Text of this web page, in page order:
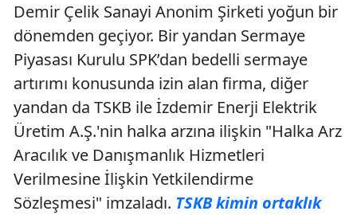
Demir Çelik Sanayi Anonim Şirketi yoğun bir
dönemden geçiyor. Bir yandan Sermaye
Piyasası Kurulu SPK’dan bedelli sermaye
artırımı konusunda izin alan firma, diğer
yandan da TSKB ile İzdemir Enerji Elektrik
Üretim A.Ş.'nin halka arzına ilişkin "Halka Arz
Aracılık ve Danışmanlık Hizmetleri
Verilmesine İlişkin Yetkilendirme
Sözleşmesi" imzaladı. TSKB kimin ortaklık